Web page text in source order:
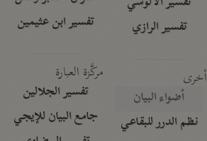
تفسير الرازي
أخرى
أضواء البيان
نظم الدرر للبقاعي
تفسير ابن عثيمين
مركَّزة العبارة
تفسير الجلالين
جامع البيان للإيجي